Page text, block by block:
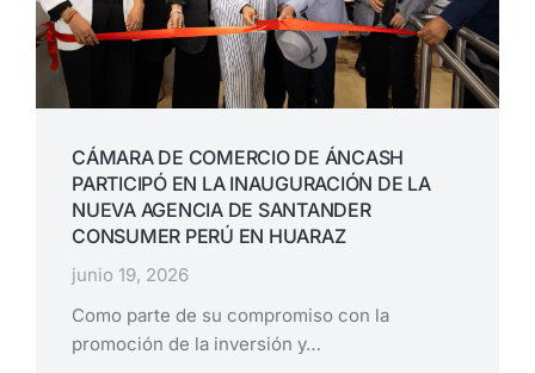
CÁMARA DE COMERCIO DE ÁNCASH
PARTICIPÓ EN LA INAUGURACIÓN DE LA
NUEVA AGENCIA DE SANTANDER
CONSUMER PERÚ EN HUARAZ
junio 19, 2026
Como parte de su compromiso con la
promoción de la inversión y…